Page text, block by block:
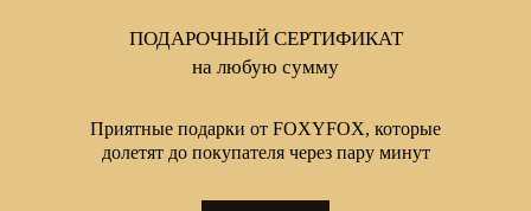
ПОДАРОЧНЫЙ СЕРТИФИКАТ
на любую сумму
Приятные подарки от FOXYFOX, которые
долетят до покупателя через пару минут